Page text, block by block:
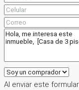
Al enviar este